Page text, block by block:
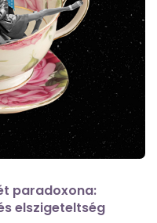
paradoxona:
elszigeteltség